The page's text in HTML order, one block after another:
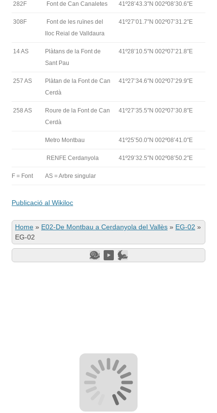
282F Font de Can Canaletes 41º28’43.3″N 002º08’30.6″E
308F
Font de les ruïnes del
lloc Reial de Valldaura
41º27’01.7″N 002º07’31.2″E
14 AS
Plàtans de la Font de
Sant Pau
41º28’10.5″N 002º07’21.8″E
257 AS
Plàtan de la Font de Can
Cerdà
41º27’34.6″N 002º07’29.9″E
258 AS
Roure de la Font de Can
Cerdà
41º27’35.5″N 002º07’30.8″E
Metro Montbau 41º25’50.0″N 002º08’41.0″E
RENFE Cerdanyola 41º29’32.5″N 002º08’50.2″E
F = Font AS = Arbre singular
Publicació al Wikiloc
Home » E02-De Montbau a Cerdanyola del Vallès » EG-02 »
EG-02